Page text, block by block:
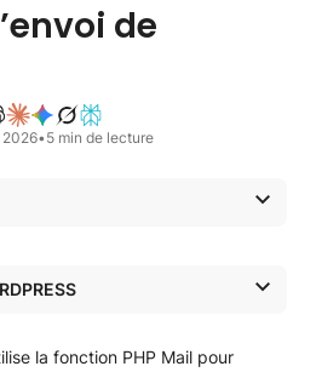
de
2026•5 min de lecture
pour utiliser Google/Gmail
la fonction PHP Mail pour